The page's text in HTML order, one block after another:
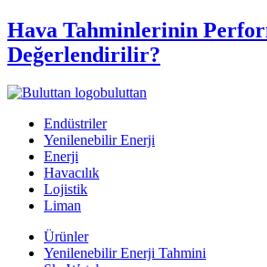
Hava Tahminlerinin
Değerlendirilir?
buluttan
Endüstriler
Yenilenebilir Enerji
Enerji
Havacılık
Lojistik
Liman
Ürünler
Yenilenebilir Enerji Tahmini